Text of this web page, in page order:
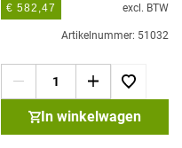
€ 582,47 excl. BTW
Artikelnummer: 51032
In winkelwagen